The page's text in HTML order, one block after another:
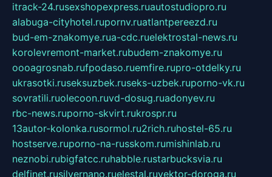
itrack-24.rusexshopexpress.ruautostudiopro.ru
alabuga-cityhotel.rupornv.ruatlantpereezd.ru
bud-em-znakomye.rua-cdc.ruelektrostal-news.ru
korolevremont-market.rubudem-znakomye.ru
oooagrosnab.rufpodaso.ruemfire.rupro-otdelky.ru
ukrasotki.ruseksuzbek.ruseks-uzbek.ruporno-vk.ru
sovratili.ruolecoon.ruvd-dosug.ruadonyev.ru
rbc-news.ruporno-skvirt.rukrospr.ru
13autor-kolonka.rusormol.ru2rich.ruhostel-65.ru
hostserve.ruporno-na-russkom.rumishinlab.ru
neznobi.rubigfatcc.ruhabble.rustarbucksvia.ru
delfinet.rusilvernano.ruelestal.ruvektor-doroga.ru